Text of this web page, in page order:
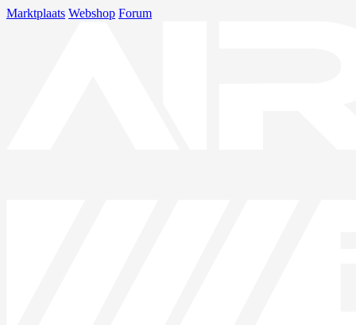
Marktplaats Webshop Forum